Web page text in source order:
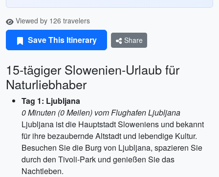
Viewed by 126 travelers
Save This Itinerary Share
15-tägiger Slowenien-Urlaub für
Naturliebhaber
Tag 1: Ljubljana
0 Minuten (0 Meilen) vom Flughafen Ljubljana
Ljubljana ist die Hauptstadt Sloweniens und bekannt
für ihre bezaubernde Altstadt und lebendige Kultur.
Besuchen Sie die Burg von Ljubljana, spazieren Sie
durch den Tivoli-Park und genießen Sie das
Nachtleben.